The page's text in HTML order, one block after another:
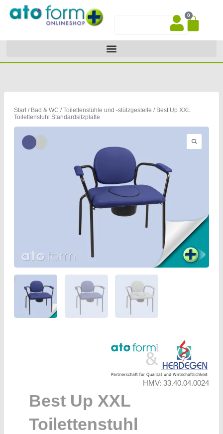
Inhalt
0
Start/ Bad & WC /Toilettenstühle und -stützgestelle / Best Up XXL
Toilettenstuhl Standardsitzplatte
HMV: 33.40.04.0024
Best Up XXL
Toilettenstuhl